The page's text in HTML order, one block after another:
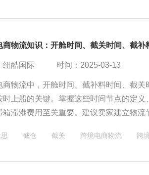
商物流知识：开舱时间、截关时间、截补
纽酷国际 时间：2025-03-13
商物流中，开舱时间、截补料时间、截关
时上船的关键。掌握这些时间节点的定
箱滞港费用至关重要。建议卖家建立物流
截仓 截关 跨境电商物流 跨